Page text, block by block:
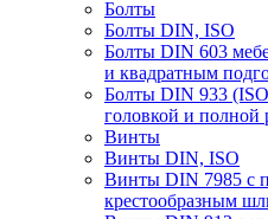
Болты
Болты DIN, ISO
Болты DIN 603
и квадратным
Болты DIN 933
головкой и полной
Винты
Винты DIN, ISO
Винты DIN 7985 с
крестообразным